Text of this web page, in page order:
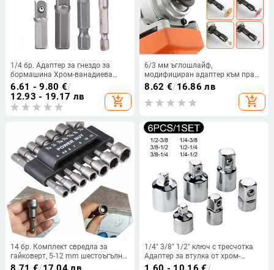
1/4 бр. Адаптер за гнездо за
бормашина Хром-ванадиева
стомана 1/4 инча шестостенна
дръжка към квадратна гнездо за
преобразуване на боркорона,
25/30/50/65 мм инструменти
6.61 - 9.80 €/
12.93 - 19.17 лв
add_shopping_cart
6/3 мм ъглошлайф,
модифициран адаптер към прав
патронник за ъглошлайф тип 100
M10 Шлифоване на резба,
полиране, рязане
8.62 €/16.86 лв
add_shopping_cart
14 бр. Комплект свредла за
гайковерт, 5-12 mm шестоъгълна
опашка, шестостенна гайка,
1/4" 3/8" 1/2" ключ с тресчотка
Адаптер за втулка от хром-
ванадиева стомана